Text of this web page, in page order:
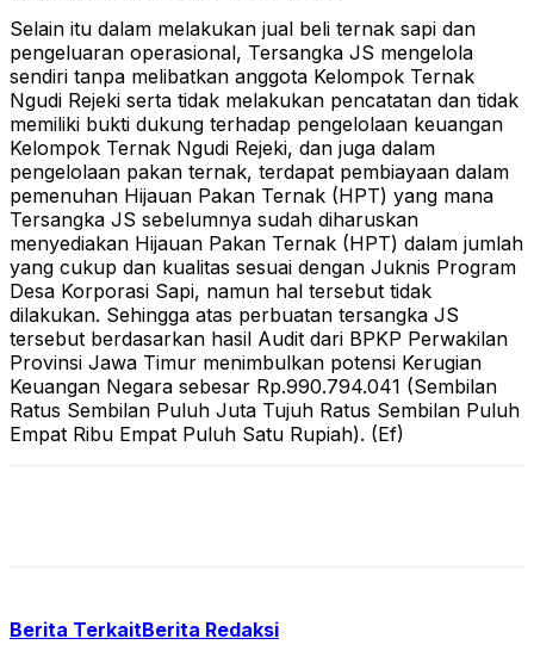
Selain itu dalam melakukan jual beli ternak sapi dan
pengeluaran operasional, Tersangka JS mengelola
sendiri tanpa melibatkan anggota Kelompok Ternak
Ngudi Rejeki serta tidak melakukan pencatatan dan tidak
memiliki bukti dukung terhadap pengelolaan keuangan
Kelompok Ternak Ngudi Rejeki, dan juga dalam
pengelolaan pakan ternak, terdapat pembiayaan dalam
pemenuhan Hijauan Pakan Ternak (HPT) yang mana
Tersangka JS sebelumnya sudah diharuskan
menyediakan Hijauan Pakan Ternak (HPT) dalam jumlah
yang cukup dan kualitas sesuai dengan Juknis Program
Desa Korporasi Sapi, namun hal tersebut tidak
dilakukan. Sehingga atas perbuatan tersangka JS
tersebut berdasarkan hasil Audit dari BPKP Perwakilan
Provinsi Jawa Timur menimbulkan potensi Kerugian
Keuangan Negara sebesar Rp.990.794.041 (Sembilan
Ratus Sembilan Puluh Juta Tujuh Ratus Sembilan Puluh
Empat Ribu Empat Puluh Satu Rupiah). (Ef)
Berita TerkaitBerita Redaksi